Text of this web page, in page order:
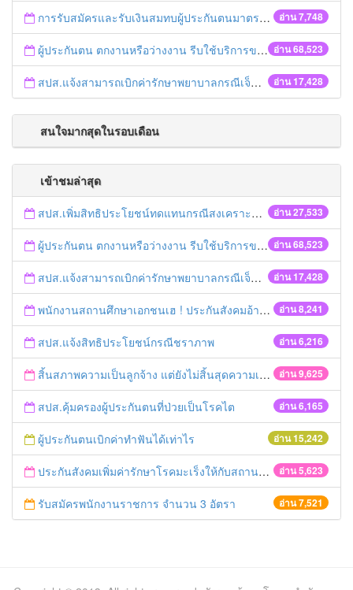
อ่าน 7,748
การรับสมัครและรับเงินสมทบผู้ประกันตนมาตรา 40
อ่าน 68,523
ผู้ประกันตน ตกงานหรือว่างงาน รีบใช้บริการของสำนักงานประกันสังคม
อ่าน 17,428
สปส.แจ้งสามารถเบิกค่ารักษาพยาบาลกรณีเจ็บป่วยฉุกเฉินคืนได้ 2 ช่องทาง ทั้งประกันชีวิตและสิทธิประกันสังคม
สนใจมากสุดในรอบเดือน
เข้าชมล่าสุด
อ่าน 27,533
สปส.เพิ่มสิทธิประโยชน์ทดแทนกรณีสงเคราะห์บุตร
อ่าน 68,523
ผู้ประกันตน ตกงานหรือว่างงาน รีบใช้บริการของสำนักงานประกันสังคม
อ่าน 17,428
สปส.แจ้งสามารถเบิกค่ารักษาพยาบาลกรณีเจ็บป่วยฉุกเฉินคืนได้ 2 ช่องทาง ทั้งประกันชีวิตและสิทธิประกันสังคม
อ่าน 8,241
พนักงานสถานศึกษาเอกชนเฮ ! ประกันสังคมอ้าแขนรับเข้าระบบ
อ่าน 6,216
สปส.แจ้งสิทธิประโยชน์กรณีชราภาพ
อ่าน 9,625
สิ้นสภาพความเป็นลูกจ้าง แต่ยังไม่สิ้นสุดความเป็นผู้ประกันตน
อ่าน 6,165
สปส.คุ้มครองผู้ประกันตนที่ป่วยเป็นโรคไต
อ่าน 15,242
ผู้ประกันตนเบิกค่าทำฟันได้เท่าไร
อ่าน 5,623
ประกันสังคมเพิ่มค่ารักษาโรคมะเร็งให้กับสถานพยาบาล
อ่าน 7,521
รับสมัครพนักงานราชการ จำนวน 3 อัตรา